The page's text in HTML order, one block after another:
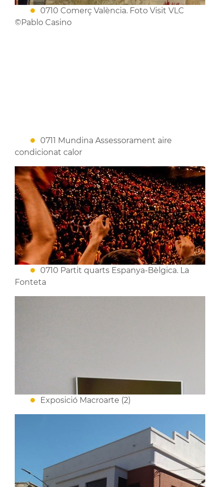
0710 Comerç València. Foto Visit VLC
©Pablo Casino
0711 Mundina Assessorament aire
condicionat calor
0710 Partit quarts Espanya-Bèlgica. La
Fonteta
Exposició Macroarte (2)